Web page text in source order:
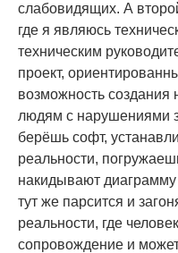
слабовидящих. А
где я являюсь
техническим
проект,
возможность создания
людям с нарушениями
берёшь софт,
реальности,
накидывают диаграмму
тут же парсится и
реальности, где
сопровождение и